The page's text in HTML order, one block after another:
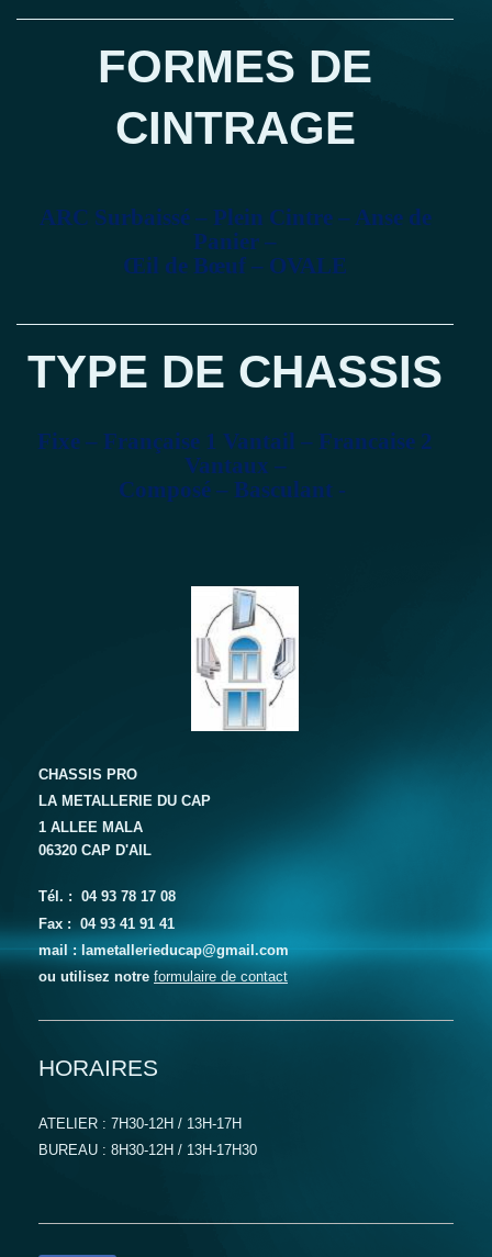
FORMES DE
CINTRAGE
ARC Surbaissé – Plein Cintre – Anse de
Panier –
Œil de Bœuf – OVALE
TYPE DE CHASSIS
Fixe – Française 1 Vantail – Francaise 2
Vantaux –
Composé – Basculant -
CHASSIS PRO
LA METALLERIE DU CAP
1 ALLEE MALA
06320 CAP D'AIL
Tél. : 04 93 78 17 08
Fax : 04 93 41 91 41
mail : lametallerieducap@gmail.com
ou utilisez notre formulaire de contact
HORAIRES
ATELIER : 7H30-12H / 13H-17H
BUREAU : 8H30-12H / 13H-17H30